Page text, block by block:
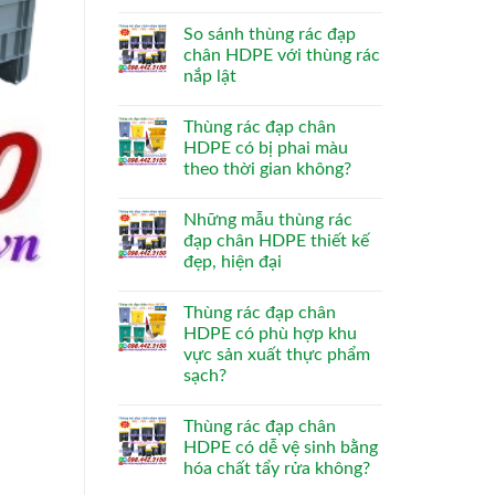
So sánh thùng rác đạp
chân HDPE với thùng rác
nắp lật
Thùng rác đạp chân
HDPE có bị phai màu
theo thời gian không?
Những mẫu thùng rác
đạp chân HDPE thiết kế
đẹp, hiện đại
Thùng rác đạp chân
HDPE có phù hợp khu
vực sản xuất thực phẩm
sạch?
Thùng rác đạp chân
HDPE có dễ vệ sinh bằng
hóa chất tẩy rửa không?